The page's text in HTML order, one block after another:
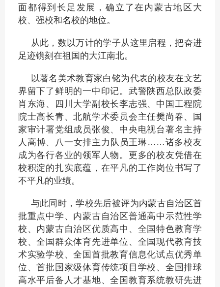
面都得到长足发展，确立了在内蒙古地区大
校、强校和名校的地位。
从此，数以万计的学子从这里启程，把奋进
足迹镌刻在祖国的大江南北。
以著名美术教育家白铭为代表的校友在文艺
界留下了鲜明的一中印记。武警陕西总队政委
肖东海、四川大学副校长李志强、中国工程院
院士高长青、北航学术委员会主任樊尚春、国
家审计署党组成员张俊、中央电视台著名主持
人高博、八一女排主力队员王琳……诸多校友
成为各行各业的领军人物。更多的校友凭借在
校积淀的扎实底蕴，在平凡的工作岗位书写了
不平凡的业绩。
与此同时，学校先后被评为内蒙古自治区首
批重点中学、内蒙古自治区普通高中示范性学
校、内蒙古自治区优质高中、全国特色教育学
校、全国群众体育先进单位、全国现代教育技
术实验学校、全国首批教育信息化试点优秀单
位、首批国家级体育传统项目学校、全国排球
高水平后备人才基地、全国教育系统教研先进